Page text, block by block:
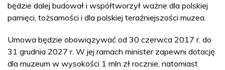
będzie dalej budował i współtworzył ważne dla polskiej
pamięci, tożsamości i dla polskiej teraźniejszości muzea.
Umowa będzie obowiązywać od 30 czerwca 2017 r. do
31 grudnia 2027 r. W jej ramach minister zapewni dotację
dla muzeum w wysokości 1 mln zł rocznie, natomiast